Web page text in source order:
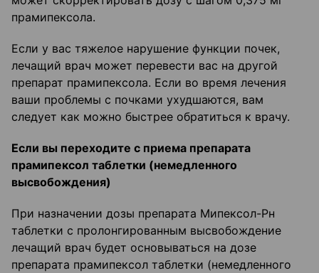
прамипексола.
Если у вас тяжелое нарушение функции почек,
лечащий врач может перевести вас на другой
препарат прамипексола. Если во время лечения
ваши проблемы с почками ухудшаются, вам
следует как можно быстрее обратиться к врачу.
Если вы переходите с приема препарата
прамипексол таблетки (немедленного
высвобождения)
При назначении дозы препарата Мипексол-Рн
таблетки с пролонгированным высвобождение
лечащий врач будет основываться на дозе
препарата прамипексол таблетки (немедленного